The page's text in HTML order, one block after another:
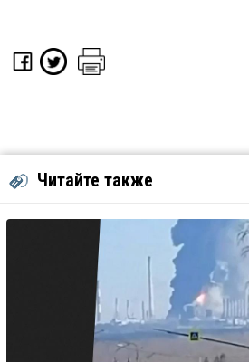
Читайте также